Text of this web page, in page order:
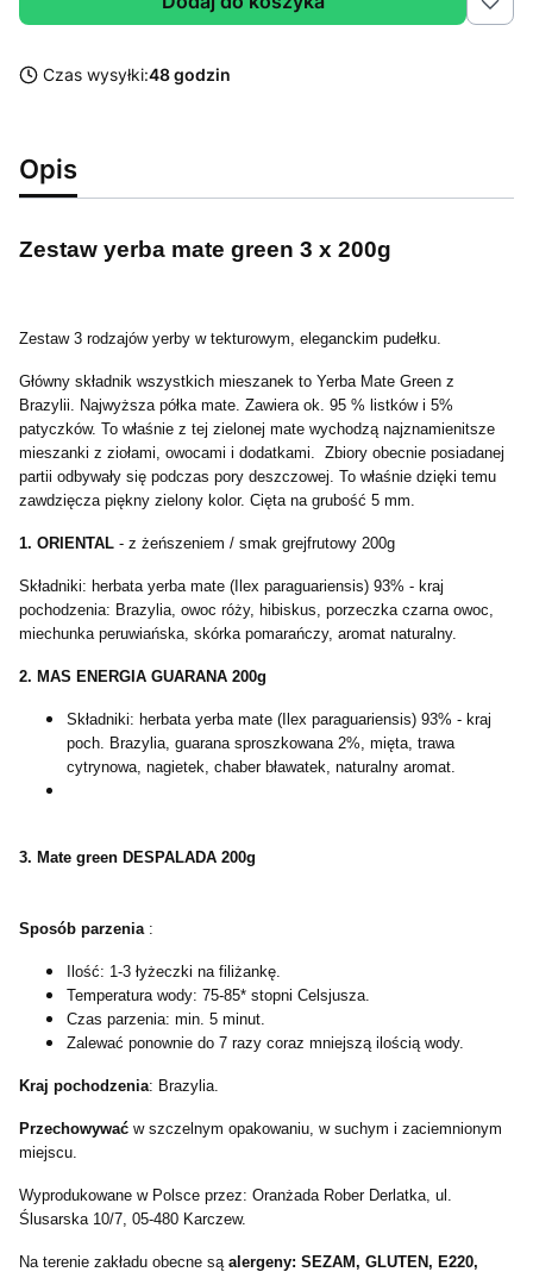
Czas wysyłki:48 godzin
Opis
Zestaw yerba mate green 3 x 200g
Zestaw 3 rodzajów yerby w tekturowym, eleganckim pudełku.
Główny składnik wszystkich mieszanek to Yerba Mate Green z
Brazylii. Najwyższa półka mate. Zawiera ok. 95 % listków i 5%
patyczków. To właśnie z tej zielonej mate wychodzą najznamienitsze
mieszanki z ziołami, owocami i dodatkami. Zbiory obecnie posiadanej
partii odbywały się podczas pory deszczowej. To właśnie dzięki temu
zawdzięcza piękny zielony kolor. Cięta na grubość 5 mm.
1. ORIENTAL - z żeńszeniem / smak grejfrutowy 200g
Składniki: herbata yerba mate (Ilex paraguariensis) 93% - kraj
pochodzenia: Brazylia, owoc róży, hibiskus, porzeczka czarna owoc,
miechunka peruwiańska, skórka pomarańczy, aromat naturalny.
2. MAS ENERGIA GUARANA 200g
Składniki: herbata yerba mate (Ilex paraguariensis) 93% - kraj
poch. Brazylia, guarana sproszkowana 2%, mięta, trawa
cytrynowa, nagietek, chaber bławatek, naturalny aromat.
3. Mate green DESPALADA 200g
Sposób parzenia:
Ilość: 1-3 łyżeczki na filiżankę.
Temperatura wody: 75-85* stopni Celsjusza.
Czas parzenia: min. 5 minut.
Zalewać ponownie do 7 razy coraz mniejszą ilością wody.
Kraj pochodzenia: Brazylia.
Przechowywać w szczelnym opakowaniu, w suchym i zaciemnionym
miejscu.
Wyprodukowane w Polsce przez: Oranżada Rober Derlatka, ul.
Ślusarska 10/7, 05-480 Karczew.
Na terenie zakładu obecne sąalergeny: SEZAM, GLUTEN, E220,